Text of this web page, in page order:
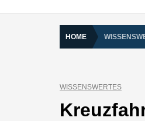
HOME
WISSENSWERTES